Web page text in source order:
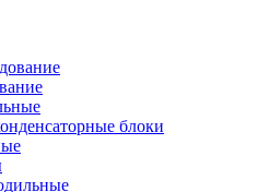
блоки